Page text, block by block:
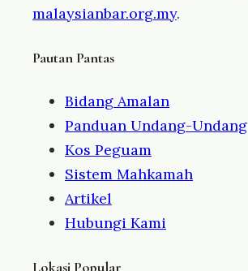
malaysianbar.org.my.
Pautan Pantas
Bidang Amalan
Panduan Undang-Undang
Kos Peguam
Sistem Mahkamah
Artikel
Hubungi Kami
Lokasi Popular